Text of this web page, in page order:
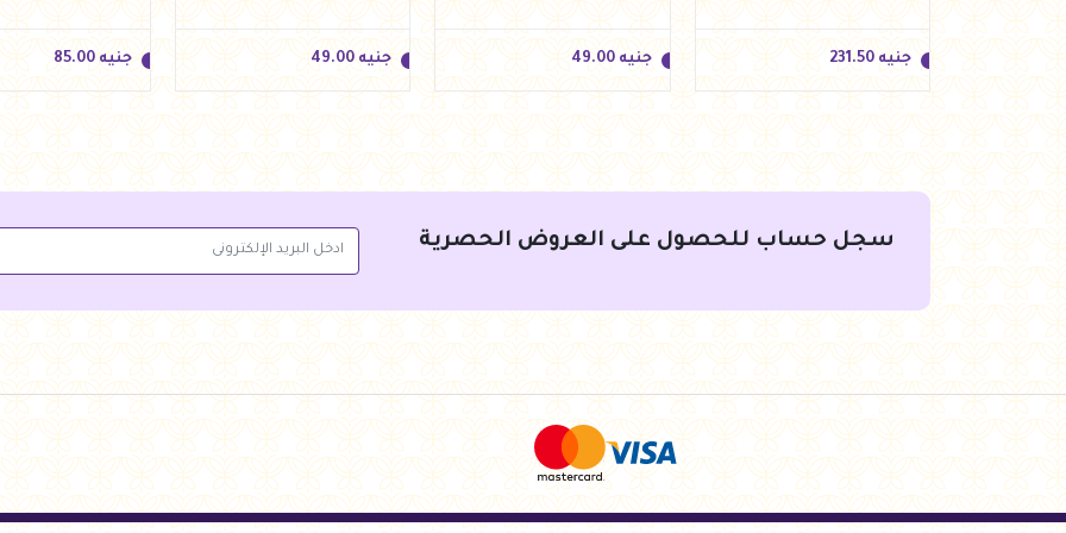
جنيه 231.50
جنيه 231.50
جنيه 49.00
جنيه 49.00
جنيه 49.00
49.00
جنيه 85.00
سجل حساب للحصول على العروض الحصرية